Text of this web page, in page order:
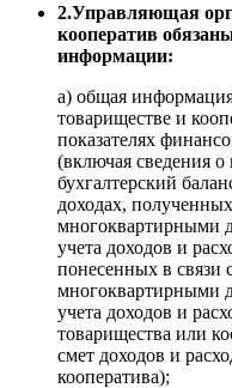
2.Управляющая
кооператив
информации:
а) общая
товариществе и
показателях
(включая сведения о
бухгалтерский
доходах,
многоквартирными
учета доходов и
понесенных в связи
многоквартирными
учета доходов и
товарищества или
смет доходов и
кооператива);